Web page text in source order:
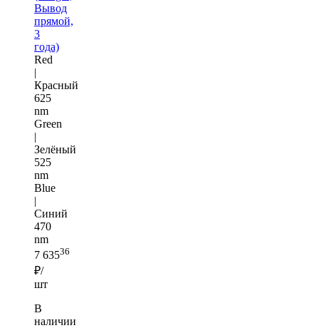
Вывод
прямой,
3
года)
Red
|
Красный
625
nm
Green
|
Зелёный
525
nm
Blue
|
Синий
470
nm
7 63536
₽/
шт
В
наличии